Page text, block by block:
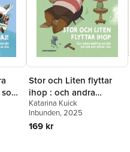
Stor och Liten flyttar
ihop : och andra
berättelser för dig som
just börjat läsa, Läs-
nivå 2
Katarina Kuick
Inbunden, 2025
169 kr